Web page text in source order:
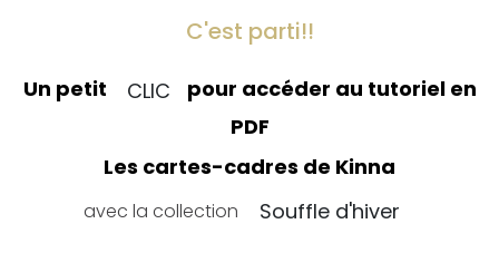
C'est parti!!
Un petit CLIC
pour accéder au tutoriel en
PDF
Les cartes-cadres de Kinna
avec la collection Souffle d'hiver